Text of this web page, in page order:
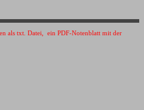
als txt. Datei, ein PDF-Notenblatt mit der